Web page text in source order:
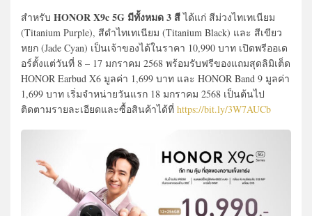
สำหรับ HONOR X9c 5G มีทั้งหมด 3 สีได้แก่ สีม่วงไทเทเนียม
(Titanium Purple), สีดำไทเทเนียม (Titanium Black) และ สีเขียว
หยก (Jade Cyan) เป็นเจ้าของได้ในราคา 10,990 บาท เปิดพรีออเด
อร์ตั้งแต่วันที่ 8 – 17 มกราคม 2568 พร้อมรับฟรีของแถมสุดลิมิเต็ด
HONOR Earbud X6 มูลค่า 1,699 บาท และ HONOR Band 9 มูลค่า
1,699 บาท เริ่มจำหน่ายวันแรก 18 มกราคม 2568 เป็นต้นไป
ติดตามรายละเอียดและซื้อสินค้าได้ที่ https://bit.ly/3W7AUCb